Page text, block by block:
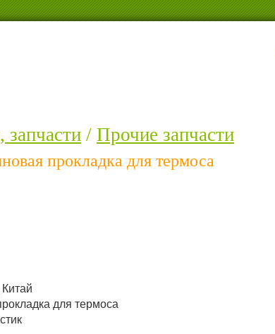
/ Прочие запчасти
прокладка для термоса
для термоса